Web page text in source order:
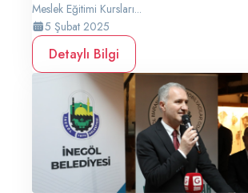
Meslek Eğitimi Kursları...
5 Şubat 2025
Detaylı Bilgi